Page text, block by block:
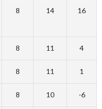
8 14 16
8 11 4
8 11 1
8 10 -6